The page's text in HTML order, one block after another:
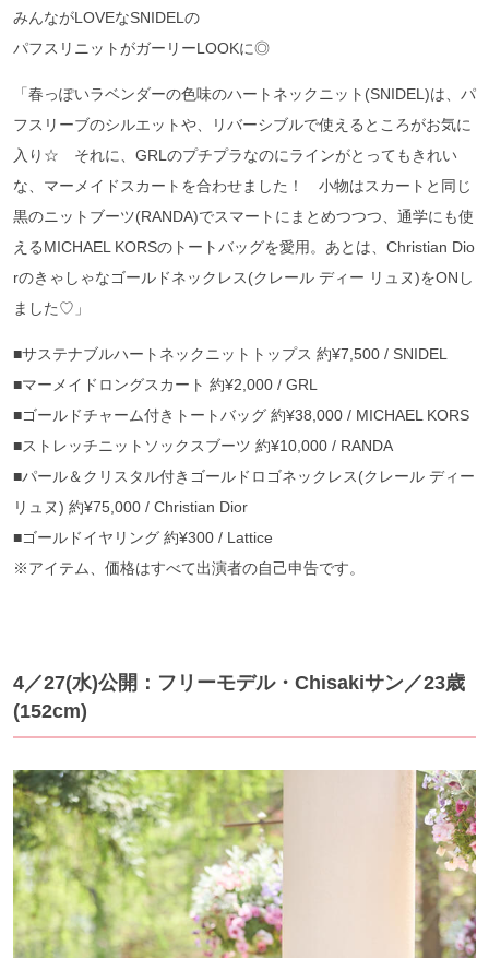
みんながLOVEなSNIDELの
パフスリニットがガーリーLOOKに◎
「春っぽいラベンダーの色味のハートネックニット(SNIDEL)は、パ
フスリーブのシルエットや、リバーシブルで使えるところがお気に
入り☆ それに、GRLのプチプラなのにラインがとってもきれい
な、マーメイドスカートを合わせました！ 小物はスカートと同じ
黒のニットブーツ(RANDA)でスマートにまとめつつつ、通学にも使
えるMICHAEL KORSのトートバッグを愛用。あとは、Christian Dio
rのきゃしゃなゴールドネックレス(クレール ディー リュヌ)をONし
ました♡」
■サステナブルハートネックニットトップス 約¥7,500 / SNIDEL
■マーメイドロングスカート 約¥2,000 / GRL
■ゴールドチャーム付きトートバッグ 約¥38,000 / MICHAEL KORS
■ストレッチニットソックスブーツ 約¥10,000 / RANDA
■パール＆クリスタル付きゴールドロゴネックレス(クレール ディー
リュヌ) 約¥75,000 / Christian Dior
■ゴールドイヤリング 約¥300 / Lattice
※アイテム、価格はすべて出演者の自己申告です。
4／27(水)公開：フリーモデル・Chisakiサン／23歳
(152cm)